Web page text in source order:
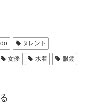
タレント
女優 水着 眼鏡